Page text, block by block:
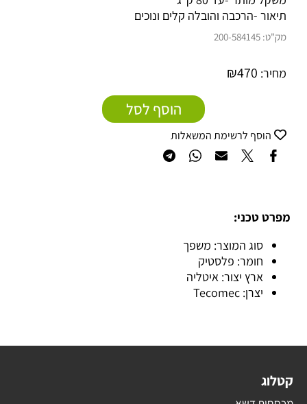
תיאור -הרכבה והובלה קלים ונוכים
מק"ט: 200-584145
מחיר: ₪470
הוסף לסל
הוסף לרשימת המשאלות
מפרט טכני:
סוג המוצר: משפך
חומר: פלסטיק
ארץ יצור: איטליה
יצרן: Tecomec
קטלוג